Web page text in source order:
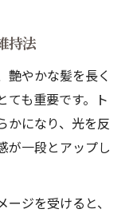
持法
艶やかな髪を長く
ても重要です。ト
かになり、光を反
が一段とアップし
ジを受けると、